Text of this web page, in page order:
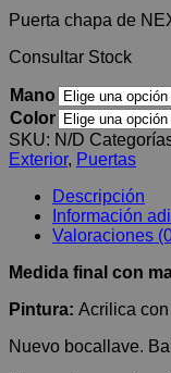
Puerta chapa de
Consultar Stock
Mano
Color
SKU: N/D
Exterior, Puertas
Descripción
Información
Valoraciones
Medida final con
Pintura: Acrilica
Nuevo bocallave.